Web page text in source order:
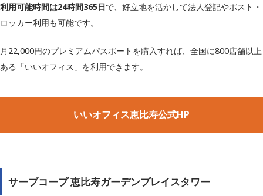
利用可能時間は24時間365日で、好立地を活かして法人登記やポスト・
ロッカー利用も可能です。
月22,000円のプレミアムパスポートを購入すれば、全国に800店舗以上
ある「いいオフィス」を利用できます。
いいオフィス恵比寿公式HP
サーブコープ恵比寿ガーデンプレイスタワー